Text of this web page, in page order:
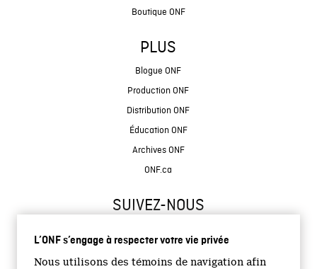
L’ONF s’engage à respecter votre vie privée
Nous utilisons des témoins de navigation afin
Boutique ONF
PLUS
Blogue ONF
Production ONF
Distribution ONF
Éducation ONF
Archives ONF
ONF.ca
SUIVEZ-NOUS